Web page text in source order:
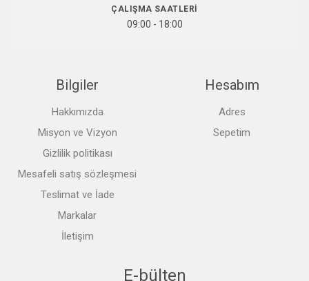
ÇALIŞMA SAATLERI
09:00 - 18:00
Bilgiler
Hakkımızda
Misyon ve Vizyon
Gizlilik politikası
Mesafeli satış sözleşmesi
Teslimat ve İade
Markalar
İletişim
Hesabım
Adres
Sepetim
E-bülten